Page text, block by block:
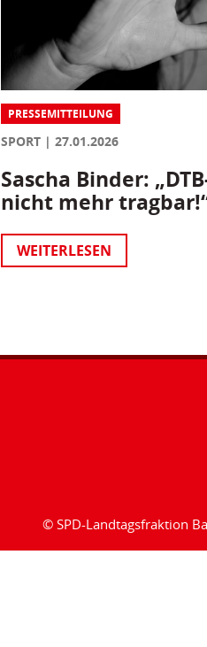
PRESSEMITTEILUNG
SPORT 27.01.2026
Sascha Binder:
nicht mehr
WEITERLESEN
© SPD-Landtagsfraktion